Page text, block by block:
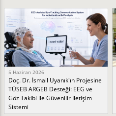
5 Haziran 2026
Doç. Dr. İsmail Uyanık'ın Projesine
TÜSEB ARGEB Desteği: EEG ve
Göz Takibi ile Güvenilir İletişim
Sistemi